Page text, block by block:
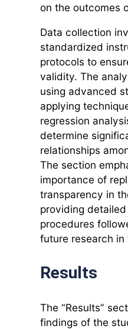
on the outcomes
Data collection
standardized
protocols to
validity. The
using advanced
applying
regression
determine
relationships
The section
importance of
transparency in
providing
procedures
future research in
Results
The “Results”
findings of the